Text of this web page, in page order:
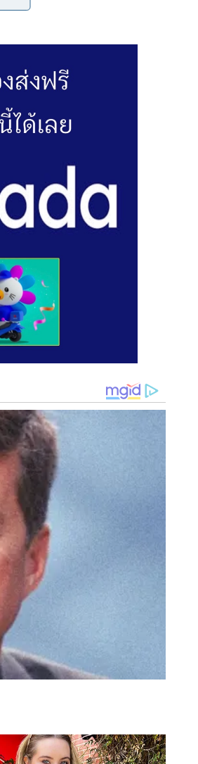
วัดไปเลย เอาไปไว้ที่โบสถ์หรือศาลาจะดี
ได้อีกด้วย
ไม้อื่นๆให้รวมกันแล้วได้ 5-7 อย่ าง เอาชื่อที่